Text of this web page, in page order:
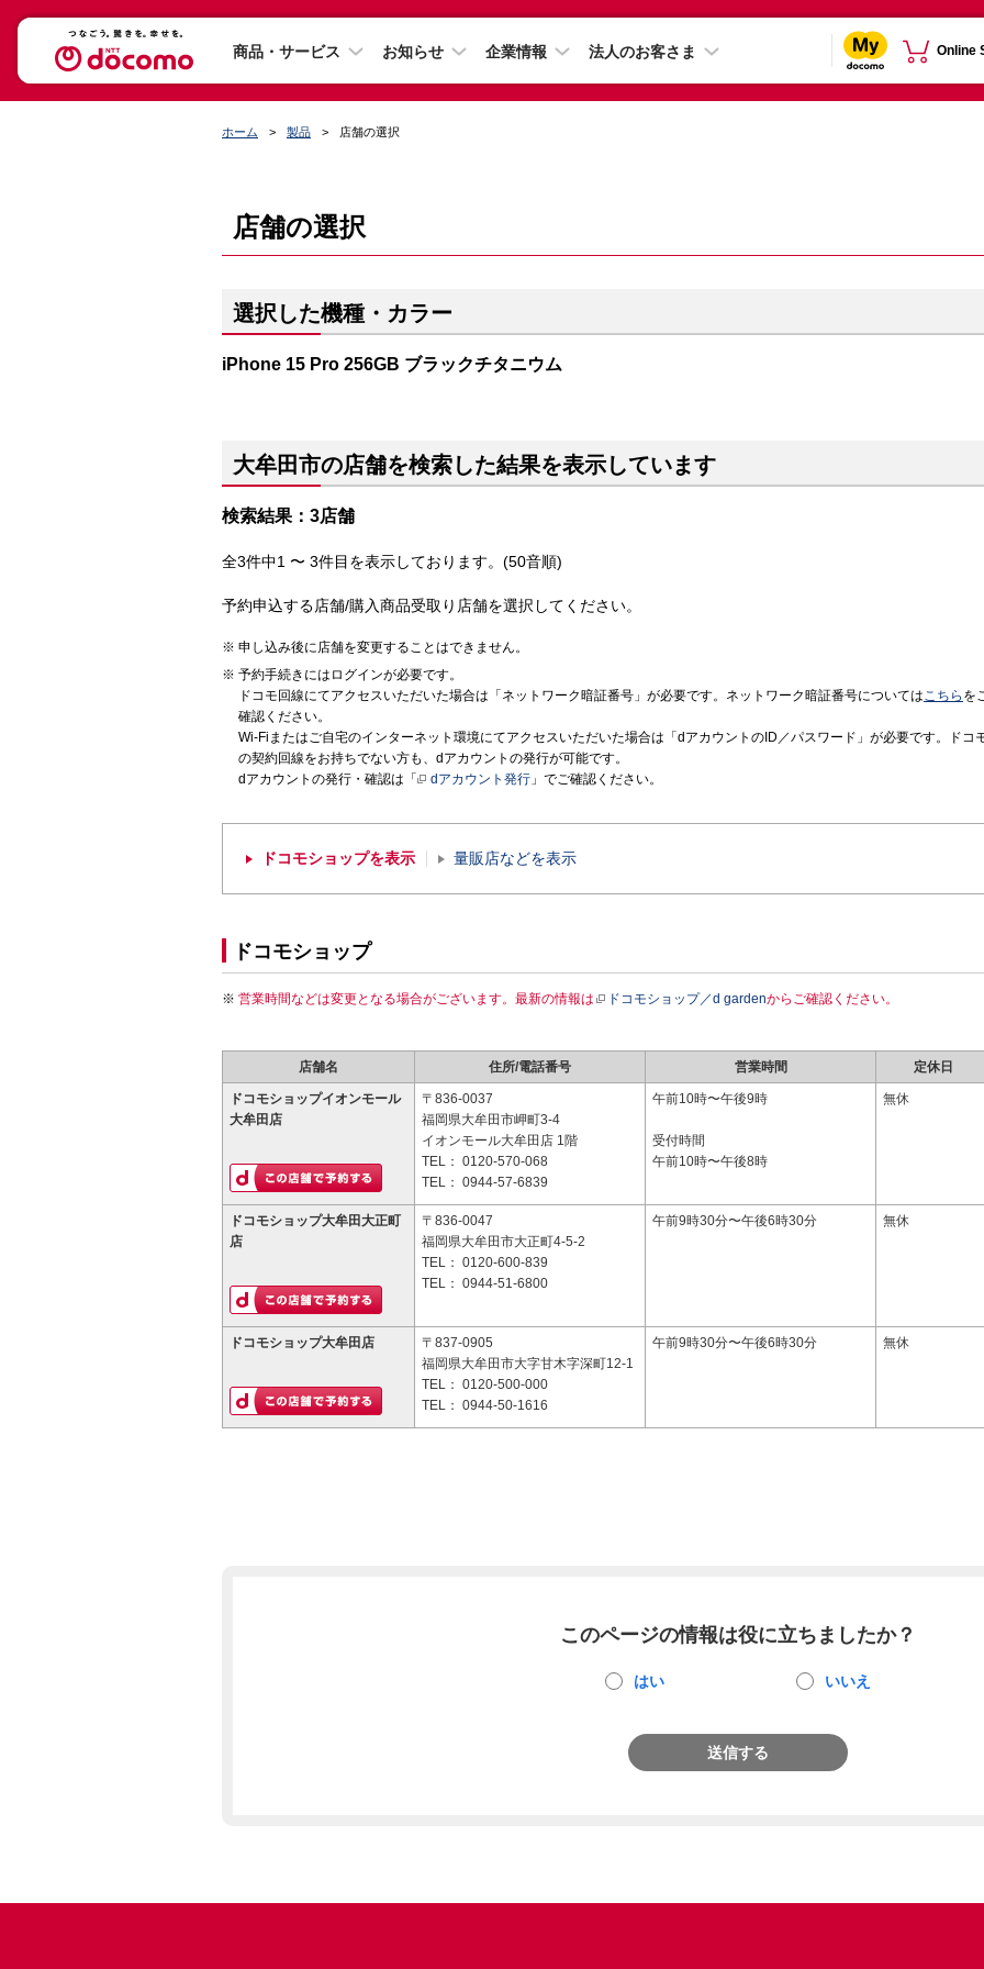
商品・サービス お知らせ 企業情報 法人のお客さま Online
ホーム 製品 店舗の選択
店舗の選択
選択した機種・カラー
iPhone 15 Pro 256GB ブラックチタニウム
大牟田市の店舗を検索した結果を表示しています
検索結果：3店舗
全3件中1 〜 3件目を表示しております。(50音順)
予約申込する店舗/購入商品受取り店舗を選択してください。
申し込み後に店舗を変更することはできません。
予約手続きにはログインが必要です。
ドコモ回線にてアクセスいただいた場合は「ネットワーク暗証番号」が必要です。ネットワーク暗証番号についてはこちら を
確認ください。
Wi-Fiまたはご自宅のインターネット環境にてアクセスいただいた場合は「dアカウントのID／パスワード」が必要です。ドコ
の契約回線をお持ちでない方も、dアカウントの発行が可能です。
dアカウントの発行・確認は「
dアカウント発行 」でご確認ください。
ドコモショップを表示 量販店などを表示
ドコモショップ
営業時間などは変更となる場合がございます。最新の情報は ドコモショップ／d gardenからご確認ください。
店舗名 住所/電話番号 営業時間 定休日
ドコモショップイオンモール
大牟田店
〒836-0037
福岡県大牟田市岬町3-4
イオンモール大牟田店 1階
TEL： 0120-570-068
TEL： 0944-57-6839
午前10時〜午後9時
受付時間
午前10時〜午後8時
無休
ドコモショップ大牟田大正町
店
〒836-0047
福岡県大牟田市大正町4-5-2
TEL： 0120-600-839
TEL： 0944-51-6800
午前9時30分〜午後6時30分 無休
ドコモショップ大牟田店
〒837-0905
福岡県大牟田市大字甘木字深町12-1
TEL： 0120-500-000
TEL： 0944-50-1616
午前9時30分〜午後6時30分 無休
このページの情報は役に立ちましたか？
はい いいえ
送信する